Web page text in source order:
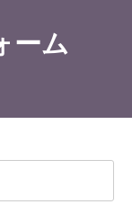
ーム